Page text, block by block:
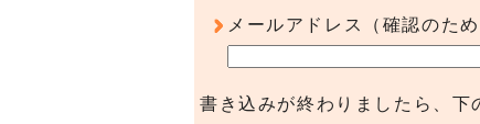
メールアドレス（確認のた
書き込みが終わりましたら、下